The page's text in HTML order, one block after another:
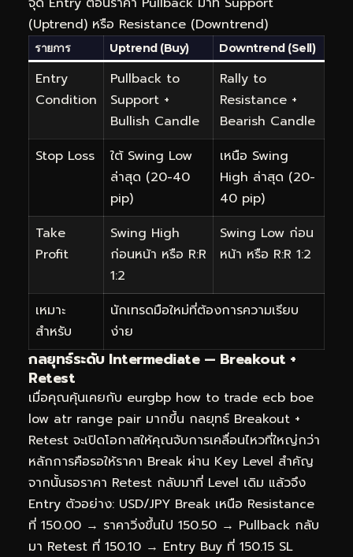
(Uptrend) หรือ Resistance (Downtrend)
รายการ Uptrend (Buy) Downtrend (Sell)
Entry
Condition
Pullback to
Support +
Bullish Candle
Rally to
Resistance +
Bearish Candle
Stop Loss
ใต้ Swing Low
ล่าสุด (20-40
pip)
เหนือ Swing
High ล่าสุด (20-
40 pip)
Take
Profit
Swing High
ก่อนหน้า หรือ R:R
1:2
Swing Low ก่อน
หน้า หรือ R:R 1:2
เหมาะ
สำหรับ
นักเทรดมือใหม่ที่ต้องการความเรียบ
ง่าย
กลยุทธ์ระดับ Intermediate — Breakout +
Retest
เมื่อคุณคุ้นเคยกับ eurgbp how to trade ecb boe
low atr range pair มากขึ้น กลยุทธ์ Breakout +
Retest จะเปิดโอกาสให้คุณจับการเคลื่อนไหวที่ใหญ่กว่า
หลักการคือรอให้ราคา Break ผ่าน Key Level สำคัญ
จากนั้นรอราคา Retest กลับมาที่ Level เดิม แล้วจึง
Entry ตัวอย่าง: USD/JPY Break เหนือ Resistance
ที่ 150.00 → ราคาวิ่งขึ้นไป 150.50 → Pullback กลับ
มา Retest ที่ 150.10 → Entry Buy ที่ 150.15 SL